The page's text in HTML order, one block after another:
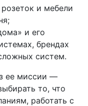
и мебели
и его
брендах
систем.
ее миссии —
то, что
работать с